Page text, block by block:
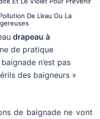
De L’eau Ou La
drapeau à
de pratique
n’est pas
des baigneurs »
de baignade ne vont